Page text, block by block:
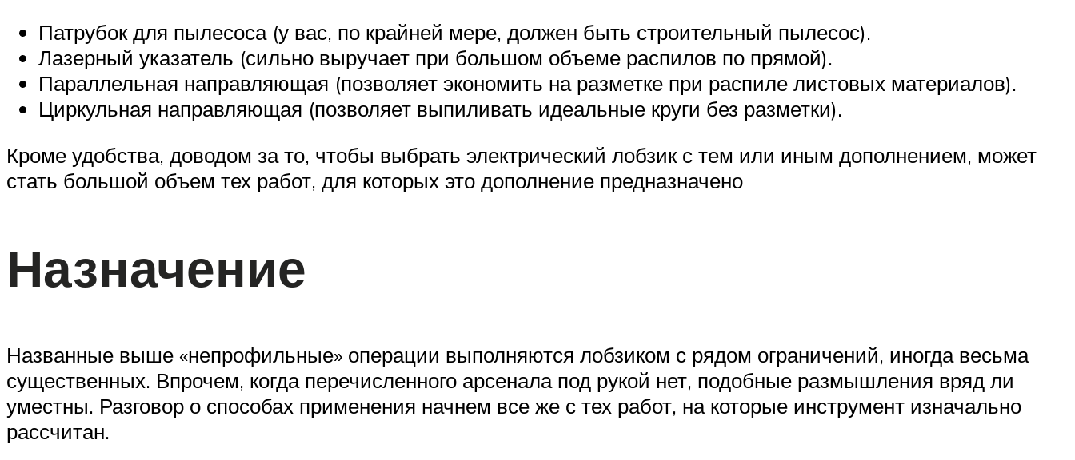
Патрубок для пылесоса (у вас, по крайней мере, должен быть строительный пылесос).
Лазерный указатель (сильно выручает при большом объеме распилов по прямой).
Параллельная направляющая (позволяет экономить на разметке при распиле листовых материалов).
Циркульная направляющая (позволяет выпиливать идеальные круги без разметки).
Кроме удобства, доводом за то, чтобы выбрать электрический лобзик с тем или иным дополнением, может
стать большой объем тех работ, для которых это дополнение предназначено
Назначение
Названные выше «непрофильные» операции выполняются лобзиком с рядом ограничений, иногда весьма
существенных. Впрочем, когда перечисленного арсенала под рукой нет, подобные размышления вряд ли
уместны. Разговор о способах применения начнем все же с тех работ, на которые инструмент изначально
рассчитан.